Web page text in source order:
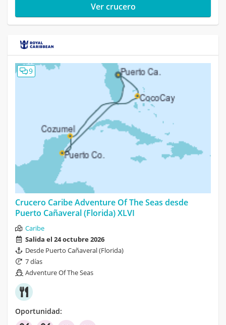
Ver crucero
9
Crucero Caribe Adventure Of The Seas desde
Puerto Cañaveral (Florida) XLVI
Caribe
Salida el 24 octubre 2026
Desde Puerto Cañaveral (Florida)
7 días
Adventure Of The Seas
Oportunidad: